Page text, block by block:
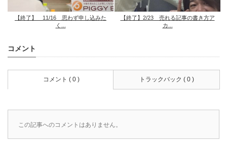
【終了】 11/16 思わず申し込みた
く...
【終了】2/23 売れる記事の書き方ア
カ...
コメント
コメント ( 0 ) トラックバック ( 0 )
この記事へのコメントはありません。